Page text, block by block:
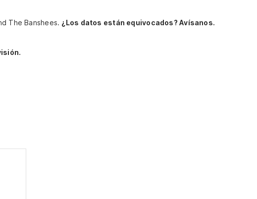
The Banshees. ¿Los datos están equivocados? Avísanos.